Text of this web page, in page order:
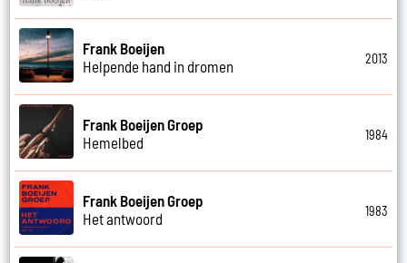
Frank Boeijen
Helpende hand in dromen
2013
Frank Boeijen Groep
Hemelbed
1984
Frank Boeijen Groep
Het antwoord
1983